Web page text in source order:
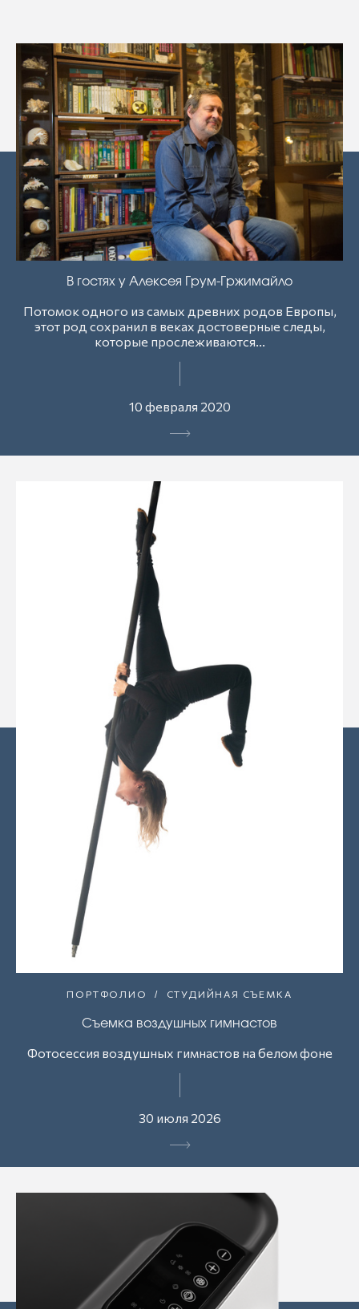
В гостях у Алексея Грум-Гржимайло
Потомок одного из самых древних родов Европы,
этот род сохранил в веках достоверные следы,
которые прослеживаются...
10 февраля 2020
ПОРТФОЛИО СТУДИЙНАЯ СЪЕМКА
Съемка воздушных гимнастов
Фотосессия воздушных гимнастов на белом фоне
30 июля 2026